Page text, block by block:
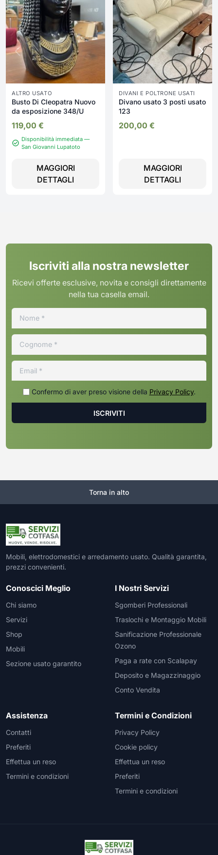
ALTRO USATO
Busto Di Cleopatra Nuovo
da esposizione 348/U
119,00 €
Disponibilità immediata —
San Giovanni Lupatoto
MAGGIORI
DETTAGLI
DIVANI E POLTRONE USATI
Divano usato 3 posti usato
123
200,00 €
MAGGIORI
DETTAGLI
Iscriviti alla nostra newsletter
Ricevi offerte esclusive, novita e consigli direttamente
nella tua casella email.
Confermo di aver preso visione della Privacy Policy.
Torna in alto
Mobili, elettrodomestici e arredamento usato. Qualità garantita,
prezzi convenienti.
Conoscici Meglio
Chi siamo
Servizi
Shop
Mobili
Sezione usato garantito
I Nostri Servizi
Sgomberi Professionali
Traslochi e Montaggio Mobili
Sanificazione Professionale
Ozono
Paga a rate con Scalapay
Deposito e Magazzinaggio
Conto Vendita
Assistenza
Contatti
Preferiti
Effettua un reso
Termini e condizioni
Termini e Condizioni
Privacy Policy
Cookie policy
Effettua un reso
Preferiti
Termini e condizioni